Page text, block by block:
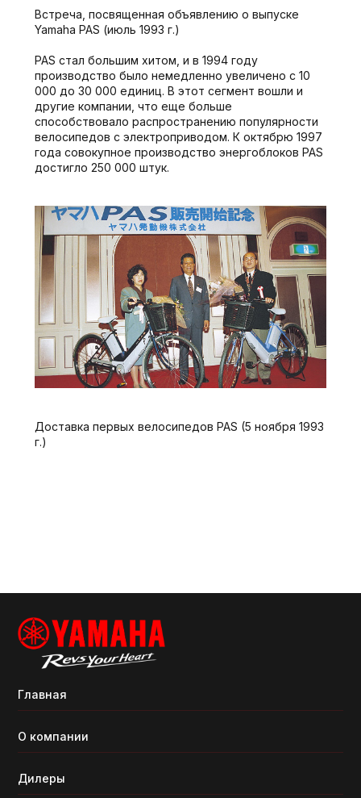
Встреча, посвященная объявлению о выпуске
Yamaha PAS (июль 1993 г.)
PAS стал большим хитом, и в 1994 году
производство было немедленно увеличено с 10
000 до 30 000 единиц. В этот сегмент вошли и
другие компании, что еще больше
способствовало распространению популярности
велосипедов с электроприводом. К октябрю 1997
года совокупное производство энергоблоков PAS
достигло 250 000 штук.
Доставка первых велосипедов PAS (5 ноября 1993
г.)
Главная
О компании
Дилеры